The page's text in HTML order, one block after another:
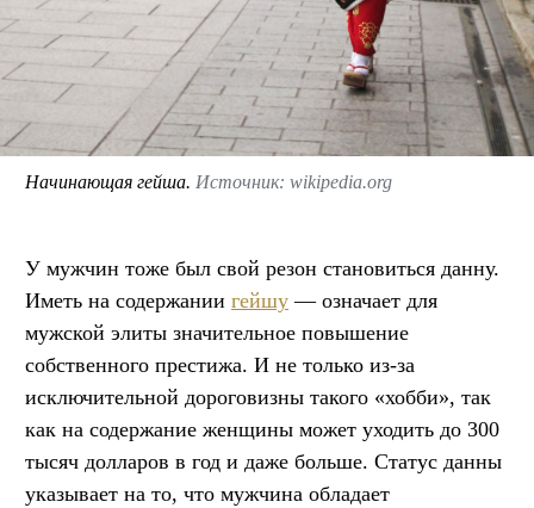
Начинающая гейша. Источник: wikipedia.org
У мужчин тоже был свой резон становиться данну.
Иметь на содержании гейшу — означает для
мужской элиты значительное повышение
собственного престижа. И не только из-за
исключительной дороговизны такого «хобби», так
как на содержание женщины может уходить до 300
тысяч долларов в год и даже больше. Статус данны
указывает на то, что мужчина обладает